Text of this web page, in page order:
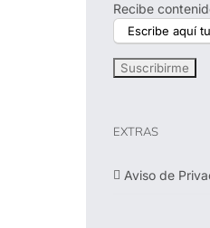
Recibe
EXTRAS
Aviso de